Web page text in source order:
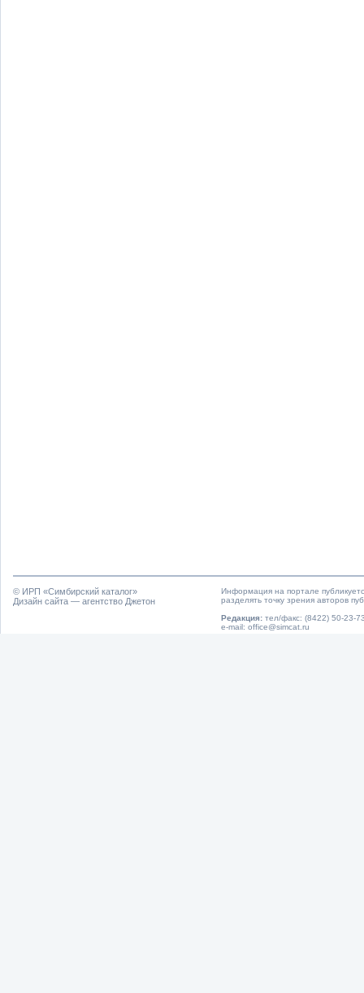
© ИРП «Симбирский каталог»
Дизайн сайта — агентство Джетон
Информация на портале
разделять точку зрения авторов
Редакция: тел/факс: (8422) 50-23-
e-mail: office@simcat.ru